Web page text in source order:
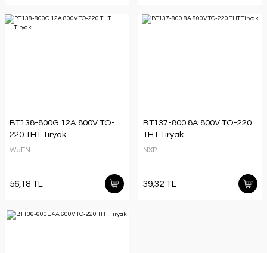
BT138-800G 12A 800V TO-
220 THT Tiryak
WeEN
56,18 TL
BT137-800 8A 800V TO-220
THT Tiryak
NXP
39,32 TL